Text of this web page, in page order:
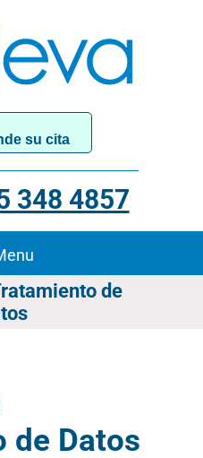
su cita
348 4857
de
de Datos